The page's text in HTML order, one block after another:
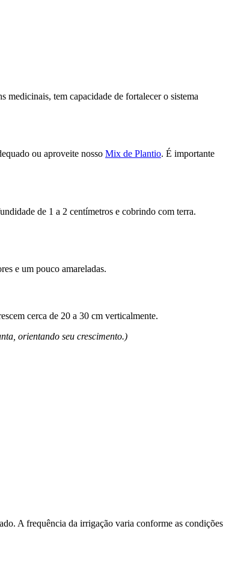
tem capacidade de fortalecer o sistema
ou aproveite nosso Mix de Plantio. É importante
de 1 a 2 centímetros e cobrindo com terra.
e um pouco amareladas.
cerca de 20 a 30 cm verticalmente.
orientando seu crescimento.)
A frequência da irrigação varia conforme as condições